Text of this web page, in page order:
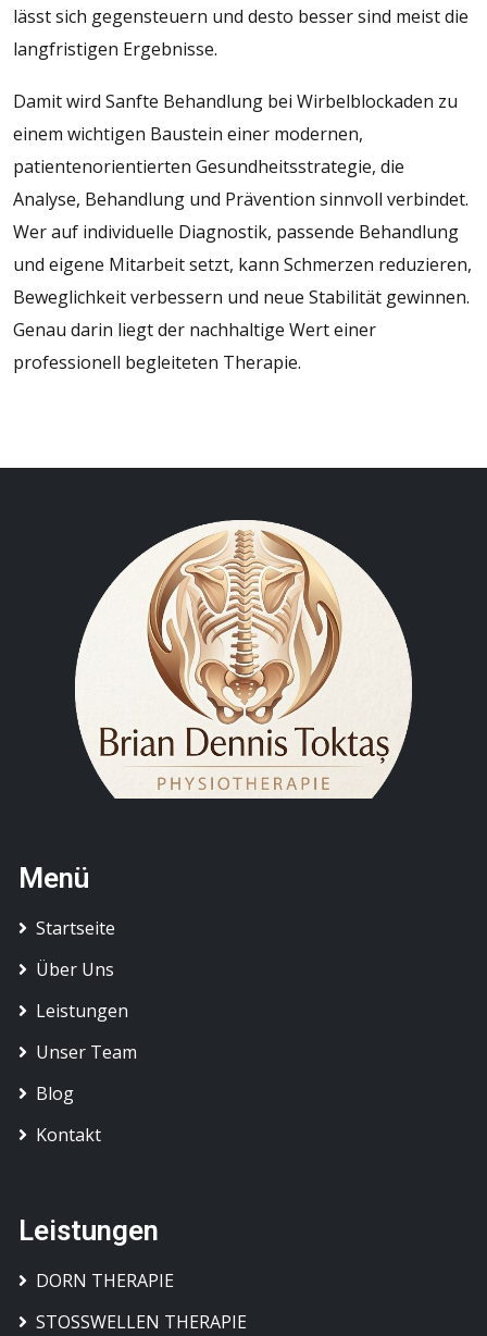
lässt sich gegensteuern und desto besser sind meist die
langfristigen Ergebnisse.
Damit wird Sanfte Behandlung bei Wirbelblockaden zu
einem wichtigen Baustein einer modernen,
patientenorientierten Gesundheitsstrategie, die
Analyse, Behandlung und Prävention sinnvoll verbindet.
Wer auf individuelle Diagnostik, passende Behandlung
und eigene Mitarbeit setzt, kann Schmerzen reduzieren,
Beweglichkeit verbessern und neue Stabilität gewinnen.
Genau darin liegt der nachhaltige Wert einer
professionell begleiteten Therapie.
Menü
Startseite
Über Uns
Leistungen
Unser Team
Blog
Kontakt
Leistungen
DORN THERAPIE
STOSSWELLEN THERAPIE